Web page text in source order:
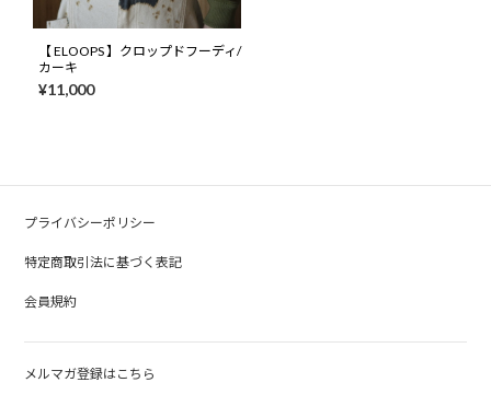
【 ELOOPS 】クロップドフーディ/
カーキ
¥11,000
プライバシーポリシー
特定商取引法に基づく表記
会員規約
メルマガ登録はこちら